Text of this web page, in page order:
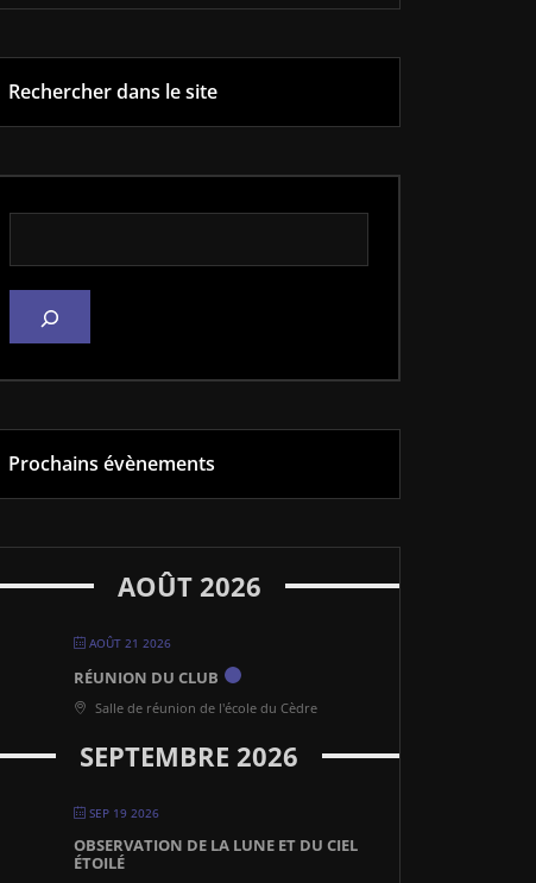
Rechercher dans le site
Rechercher dans le site
Prochains évènements
AOÛT 2026
AOÛT 21 2026
RÉUNION DU CLUB
Salle de réunion de l'école du Cèdre
SEPTEMBRE 2026
SEP 19 2026
OBSERVATION DE LA LUNE ET DU CIEL
ÉTOILÉ